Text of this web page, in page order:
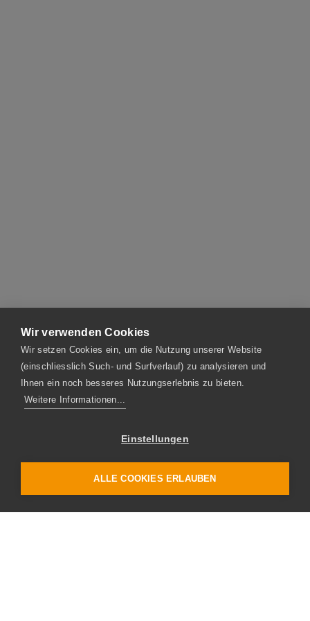
Wir verwenden Cookies
Wir setzen Cookies ein, um die Nutzung unserer Website
(einschliesslich Such- und Surfverlauf) zu analysieren und
Ihnen ein noch besseres Nutzungserlebnis zu bieten.
Weitere Informationen...
Einstellungen
ALLE COOKIES ERLAUBEN